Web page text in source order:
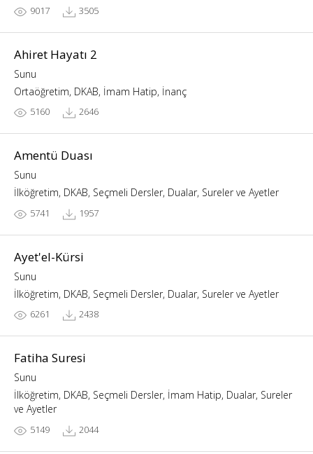
9017 3505
Ahiret Hayatı 2
Sunu
Ortaöğretim, DKAB, İmam Hatip, İnanç
5160 2646
Amentü Duası
Sunu
İlköğretim, DKAB, Seçmeli Dersler, Dualar, Sureler ve Ayetler
5741 1957
Ayet'el-Kürsi
Sunu
İlköğretim, DKAB, Seçmeli Dersler, Dualar, Sureler ve Ayetler
6261 2438
Fatiha Suresi
Sunu
İlköğretim, DKAB, Seçmeli Dersler, İmam Hatip, Dualar, Sureler
ve Ayetler
5149 2044